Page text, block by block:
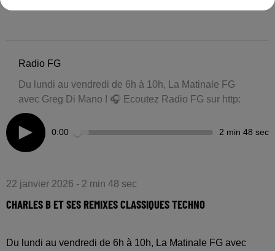
Radio FG
Du lundi au vendredi de 6h à 10h, La Matinale FG
avec Greg Di Mano ! 🎧 Ecoutez Radio FG sur http:
0:00 2 min 48 sec
22 janvier 2026 - 2 min 48 sec
CHARLES B ET SES REMIXES CLASSIQUES TECHNO
Du lundi au vendredi de 6h à 10h, La Matinale FG avec